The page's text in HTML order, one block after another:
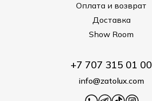
Оплата и возврат
Доставка
Show Room
+7 707 315 01 00
info@zatolux.com